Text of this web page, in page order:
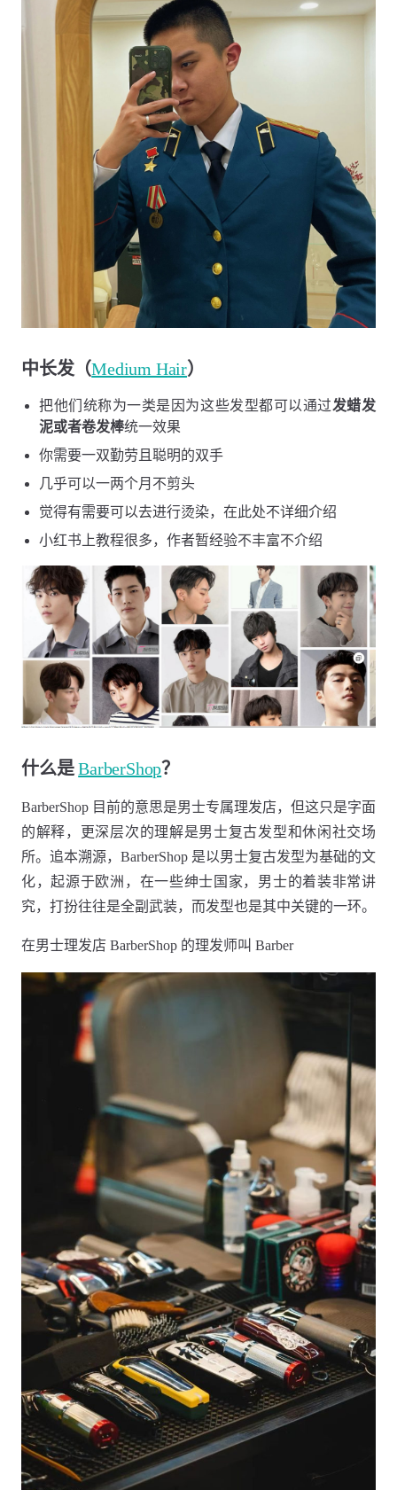
中长发（Medium Hair）
把他们统称为一类是因为这些发型都可以通过发蜡发
泥或者卷发棒统一效果
你需要一双勤劳且聪明的双手
几乎可以一两个月不剪头
觉得有需要可以去进行烫染，在此处不详细介绍
小红书上教程很多，作者暂经验不丰富不介绍
什么是BarberShop？
BarberShop 目前的意思是男士专属理发店，但这只是字面
的解释，更深层次的理解是男士复古发型和休闲社交场
所。追本溯源，BarberShop 是以男士复古发型为基础的文
化，起源于欧洲，在一些绅士国家，男士的着装非常讲
究，打扮往往是全副武装，而发型也是其中关键的一环。
在男士理发店 BarberShop 的理发师叫 Barber